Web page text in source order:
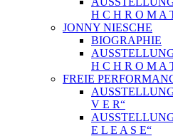
H C H R O M A
JONNY NIESCHE
BIOGRAPHIE
H C H R O M A
FREIE
V E R“
E L E A S E“